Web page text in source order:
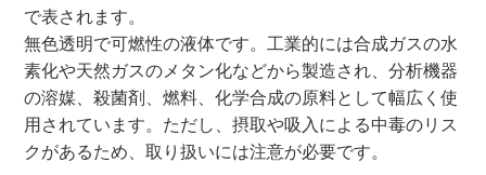
で表されます。
無色透明で可燃性の液体です。工業的には合成ガスの水
素化や天然ガスのメタン化などから製造され、分析機器
の溶媒、殺菌剤、燃料、化学合成の原料として幅広く使
用されています。ただし、摂取や吸入による中毒のリス
クがあるため、取り扱いには注意が必要です。